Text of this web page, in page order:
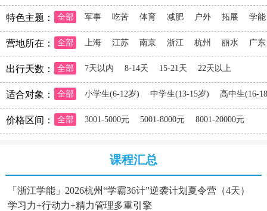
特色主题： 全部 军事 吃苦 体育 减肥 户外 拓展 学能
营地所在： 全部 上海 江苏 南京 浙江 杭州 丽水 广东
出行天数： 全部 7天以内 8-14天 15-21天 22天以上
适合对象： 全部 小学生(6-12岁) 中学生(13-15岁) 高中生(16-
价格区间： 全部 3001-5000元 5001-8000元 8001-20000元
课程汇总
「浙江学能」2026杭州“学霸36计”逆袭计划夏令营（4天）
学习力+行动力+精力管理多重引擎